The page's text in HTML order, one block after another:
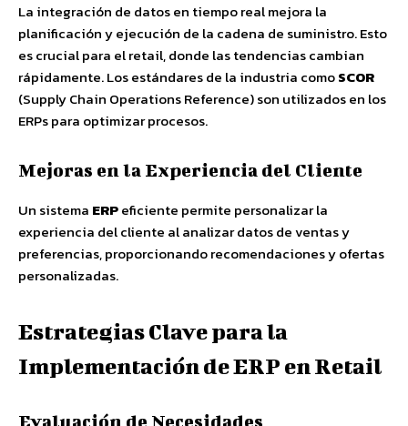
La integración de datos en tiempo real mejora la
planificación y ejecución de la cadena de suministro. Esto
es crucial para el retail, donde las tendencias cambian
rápidamente. Los estándares de la industria comoSCOR
(Supply Chain Operations Reference) son utilizados en los
ERPs para optimizar procesos.
Mejoras en la Experiencia del Cliente
Un sistema ERPeficiente permite personalizar la
experiencia del cliente al analizar datos de ventas y
preferencias, proporcionando recomendaciones y ofertas
personalizadas.
Estrategias Clave para la
Implementación de ERP en Retail
Evaluación de Necesidades